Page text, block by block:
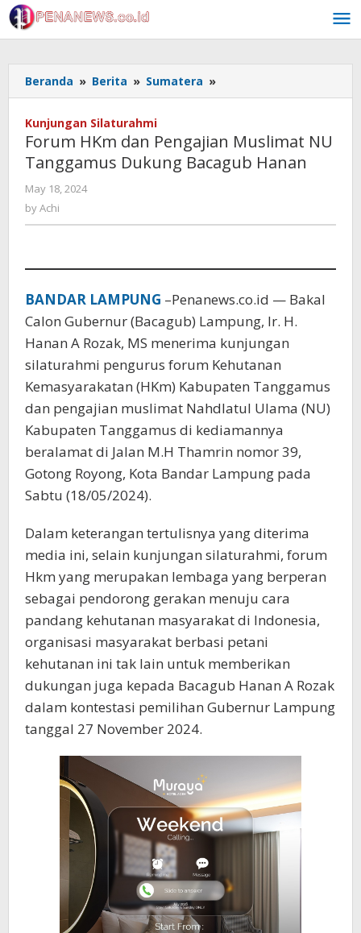
Skip
to
content
Beranda » Berita » Sumatera »
HKm
Muslimat
NU
Kunjungan Silaturahmi
Forum HKm dan Pengajian Muslimat NU
Tanggamus Dukung Bacagub Hanan
May 18, 2024
byAchi
BANDAR LAMPUNG –Penanews.co.id — Bakal
Calon Gubernur (Bacagub) Lampung, Ir. H.
Hanan A Rozak, MS menerima kunjungan
silaturahmi pengurus forum Kehutanan
Kemasyarakatan (HKm) Kabupaten Tanggamus
dan pengajian muslimat Nahdlatul Ulama (NU)
Kabupaten Tanggamus di kediamannya
beralamat di Jalan M.H Thamrin nomor 39,
Gotong Royong, Kota Bandar Lampung pada
Sabtu (18/05/2024).
Dalam keterangan tertulisnya yang diterima
media ini, selain kunjungan silaturahmi, forum
Hkm yang merupakan lembaga yang berperan
sebagai pendorong gerakan menuju cara
pandang kehutanan masyarakat di Indonesia,
organisasi masyarakat berbasi petani
kehutanan ini tak lain untuk memberikan
dukungan juga kepada Bacagub Hanan A Rozak
dalam kontestasi pemilihan Gubernur Lampung
tanggal 27 November 2024.